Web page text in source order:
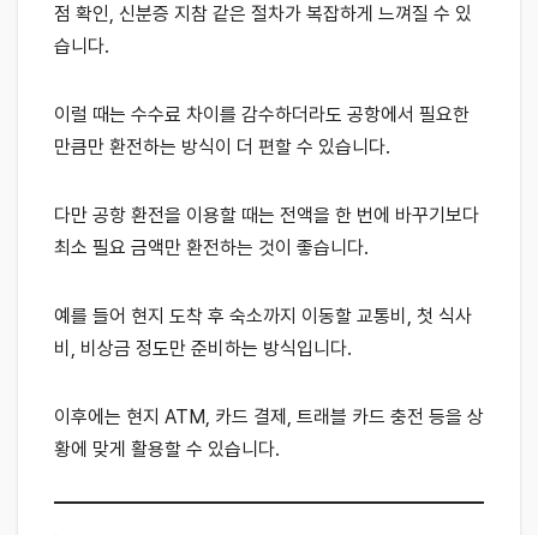
점 확인, 신분증 지참 같은 절차가 복잡하게 느껴질 수 있
습니다.
이럴 때는 수수료 차이를 감수하더라도 공항에서 필요한
만큼만 환전하는 방식이 더 편할 수 있습니다.
다만 공항 환전을 이용할 때는 전액을 한 번에 바꾸기보다
최소 필요 금액만 환전하는 것이 좋습니다.
예를 들어 현지 도착 후 숙소까지 이동할 교통비, 첫 식사
비, 비상금 정도만 준비하는 방식입니다.
이후에는 현지 ATM, 카드 결제, 트래블 카드 충전 등을 상
황에 맞게 활용할 수 있습니다.